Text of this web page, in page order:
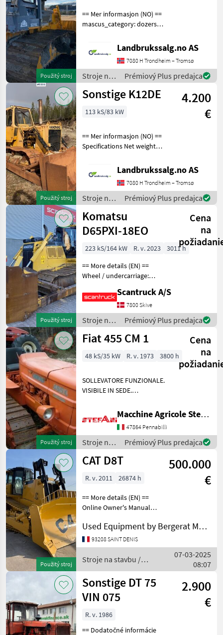
Použitý stroj
== Mer informasjon (NO) ==
mascus_category: dozers
provide reference number
upon request: 7676 See
en.landbrukssalg.no/7676
for more images
Landbrukssalg.no AS
7080 H Trondheim – Tromsø
Stroje na
stavbu /
Sonstige
Prémiový Plus predajca
Použitý stroj
Sonstige K12DE
4.200
€
113 kS/83 kW
== Mer informasjon (NO) ==
Specifications Net weight
approx. 300 cm Ready for
delivery Notes: Engine
buldozér
Landbrukssalg.no AS
7080 H Trondheim – Tromsø
Stroje na
stavbu /
Sonstige
Prémiový Plus predajca
Použitý stroj
Komatsu
D65PXI-18EO
Cena
na
223 kS/164 kW R. v. 2023
3011 h
== More details (EN) ==
Wheel / undercarriage:
shoes width: 915 IMC 3D
maskinstyring kit kædestyr
undervogn (PLUS)
Dozerforhøjning -
Scantruck A/S
7800 Skive
Stroje na
stavbu /
Komatsu
Prémiový Plus predajca
Použitý stroj
Fiat 455 CM 1
Cena
na
48 kS/35 kW R. v. 1973 3800 h
SOLLEVATORE FUNZIONALE.
VISIBILE IN SEDE.
na stavbu buldozér
Macchine Agricole Stefani Luciano
47864 Pennabilli
Stroje na
stavbu /
Fiat
Prémiový Plus predajca
Použitý stroj
CAT D8T
500.000
€
R. v. 2011 26874 h
== More details (EN) ==
Online Owner's Manual
Used Equipment by Bergerat Monnoyeur
93208 SAINT DENIS
Stroje na stavbu /
CAT
07-03-2025
08:07
Sonstige DT 75
VIN 075
2.900
€
R. v. 1986
== Dodatočné informácie